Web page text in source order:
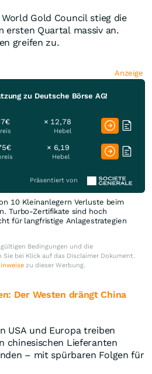
Gold Council stieg die
ersten Quartal massiv an.
greifen zu.
Anzeige
zu Deutsche Börse AG!
× 12,78
Hebel
× 6,19
Hebel
Präsentiert von
10 Kleinanlegern Verluste beim
Turbo-Zertifikate sind hoch
für langfristige Anlagestrategien
Bedingungen und die
bei Klick auf das Disclaimer Dokument.
zu dieser Werbung.
Der Westen drängt China
USA und Europa treiben
chinesischen Lieferanten
– mit spürbaren Folgen für